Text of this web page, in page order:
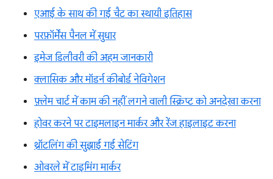
एआई के साथ की गई चैट का स्थायी इतिहास
परफ़ॉर्मेंस पैनल में सुधार
इमेज डिलीवरी की अहम जानकारी
क्लासिक और मॉडर्न कीबोर्ड नेविगेशन
फ़्लेम चार्ट में काम की नहीं लगने वाली स्क्रिप्ट को अनदेखा करना
होवर करने पर टाइमलाइन मार्कर और रेंज हाइलाइट करना
थ्रॉटलिंग की सुझाई गई सेटिंग
ओवरले में टाइमिंग मार्कर